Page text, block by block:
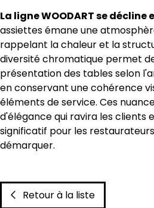
La ligne WOODART se décline
assiettes émane une
rappelant la chaleur et la
diversité chromatique permet
présentation des tables selon
en conservant une cohérence
éléments de service. Ces
d'élégance qui ravira les clients
significatif pour les
démarquer.
Retour à la liste